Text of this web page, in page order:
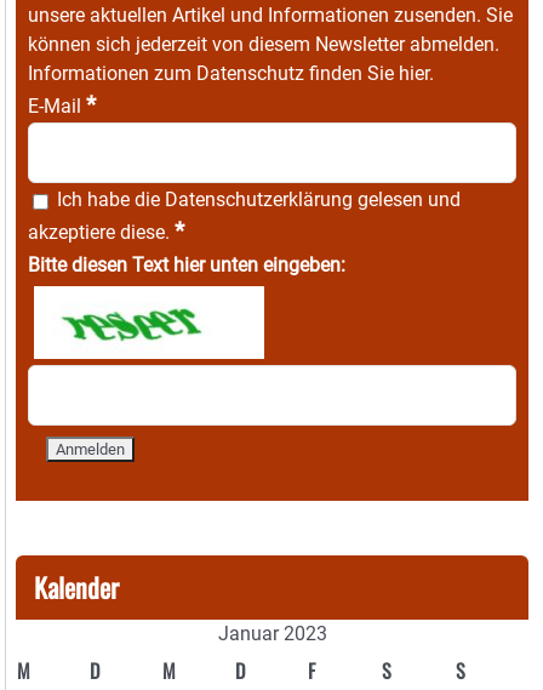
unsere aktuellen Artikel und Informationen zusenden. Sie
können sich jederzeit von diesem Newsletter abmelden.
Informationen zum Datenschutz finden Sie hier.
E-Mail *
Ich habe die Datenschutzerklärung gelesen und
akzeptiere diese. *
Bitte diesen Text hier unten eingeben:
Kalender
Januar 2023
M D M D F S S